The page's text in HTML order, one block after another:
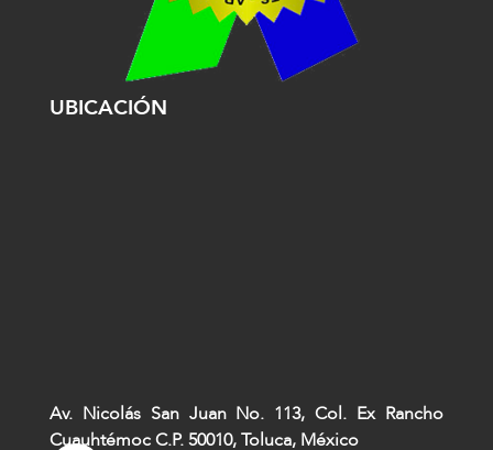
UBICACIÓN
Av. Nicolás San Juan No. 113, Col. Ex Rancho
Cuauhtémoc C.P. 50010, Toluca, México